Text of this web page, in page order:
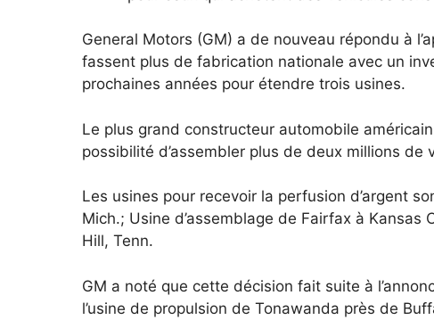
General Motors (GM) a de nouveau répondu à
fassent plus de fabrication nationale avec un
prochaines années pour étendre trois usines.
Le plus grand constructeur automobile
possibilité d’assembler plus de deux millions
Les usines pour recevoir la perfusion d’argent
Mich.; Usine d’assemblage de Fairfax à Kansas
Hill, Tenn.
GM a noté que cette décision fait suite à
l’usine de propulsion de Tonawanda près de